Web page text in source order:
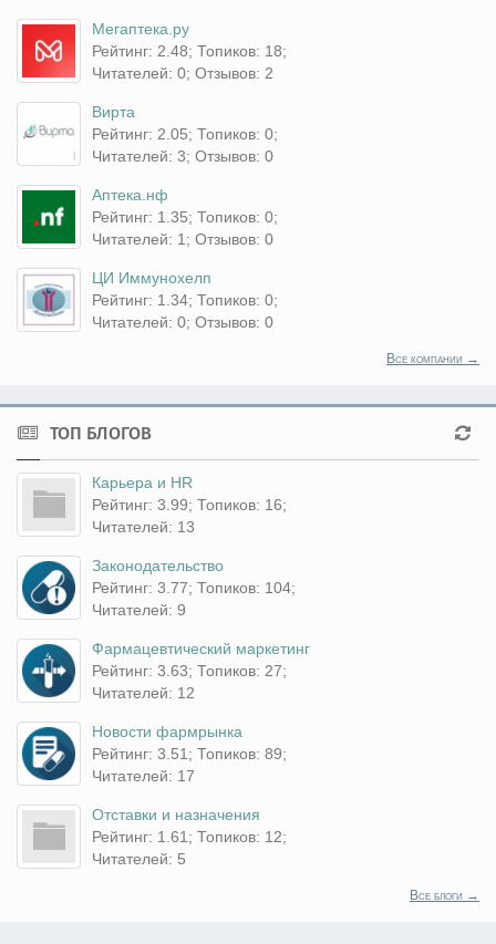
Мегаптека.ру
Рейтинг: 2.48; Топиков: 18;
Читателей: 0; Отзывов: 2
Вирта
Рейтинг: 2.05; Топиков: 0;
Читателей: 3; Отзывов: 0
Аптека.нф
Рейтинг: 1.35; Топиков: 0;
Читателей: 1; Отзывов: 0
ЦИ Иммунохелп
Рейтинг: 1.34; Топиков: 0;
Читателей: 0; Отзывов: 0
Все компании →
ТОП БЛОГОВ
Карьера и HR
Рейтинг: 3.99; Топиков: 16;
Читателей: 13
Законодательство
Рейтинг: 3.77; Топиков: 104;
Читателей: 9
Фармацевтический маркетинг
Рейтинг: 3.63; Топиков: 27;
Читателей: 12
Новости фармрынка
Рейтинг: 3.51; Топиков: 89;
Читателей: 17
Отставки и назначения
Рейтинг: 1.61; Топиков: 12;
Читателей: 5
Все блоги →